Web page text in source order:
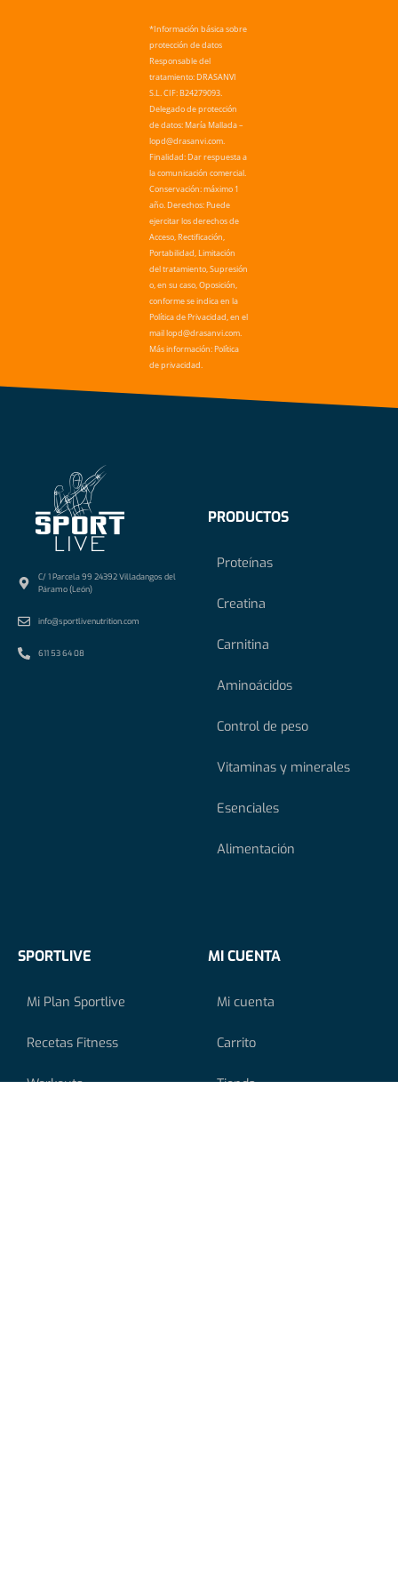
*Información básica sobre
protección de datos
Responsable del
tratamiento: DRASANVI
S.L. CIF: B24279093.
Delegado de protección
de datos: María Mallada –
lopd@drasanvi.com.
Finalidad: Dar respuesta a
la comunicación comercial.
Conservación: máximo 1
año. Derechos: Puede
ejercitar los derechos de
Acceso, Rectificación,
Portabilidad, Limitación
del tratamiento, Supresión
o, en su caso, Oposición,
conforme se indica en la
Política de Privacidad, en el
mail lopd@drasanvi.com.
Más información: Política
de privacidad.
C/ 1 Parcela 99 24392 Villadangos del
Páramo (León)
info@sportlivenutrition.com
611 53 64 08
PRODUCTOS
Proteínas
Creatina
Carnitina
Aminoácidos
Control de peso
Vitaminas y minerales
Esenciales
Alimentación
SPORTLIVE
Mi Plan Sportlive
Recetas Fitness
Workouts
MI CUENTA
Mi cuenta
Carrito
Tienda